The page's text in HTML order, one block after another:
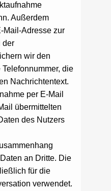
Außerdem
Mail-Adresse zur
der
wir den
die
Nachrichtentext.
per E-Mail
übermittelten
des Nutzers
an Dritte. Die
für die
verwendet.